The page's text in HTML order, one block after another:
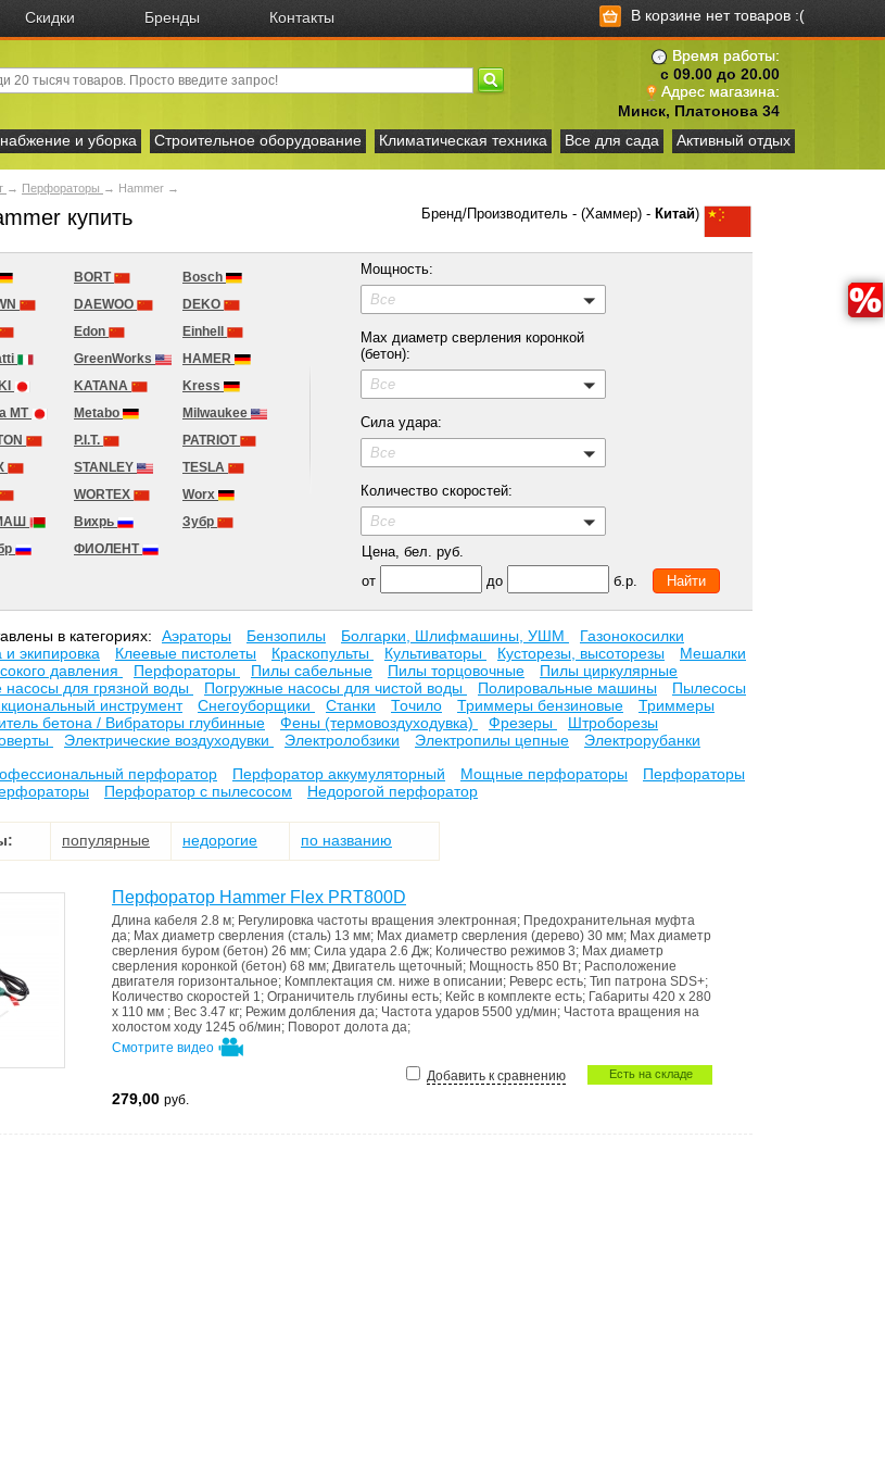
Скидки Бренды Контакты В корзине нет товаров :(
Время работы:
с 09.00 до 20.00
Адрес магазина:
Минск, Платонова 34
и уборка Строительное оборудование Климатическая техника Все для сада Активный отдых
→ Перфораторы → Hammer →
купить Бренд/Производитель - (Хаммер) - Китай)
BORT
Bosch
DAEWOO
DEKO
Edon
Einhell
GreenWorks
HAMER
KATANA
Kress
MT Metabo
Milwaukee
P.I.T.
PATRIOT
STANLEY
TESLA
WORTEX
Worx
Вихрь
Зубр
ФИОЛЕНТ
Мощность:
Все
Max диаметр сверления коронкой
(бетон):
Все
Сила удара:
Все
Количество скоростей:
Все
Цена, бел. руб.
от
до б.р.
в категориях: Аэраторы Бензопилы Болгарки, Шлифмашины, УШМ
Газонокосилки
экипировка Клеевые пистолеты Краскопульты Культиваторы Кусторезы, высоторезы
Мешалки
давления Перфораторы Пилы сабельные Пилы торцовочные
Пилы циркулярные
насосы для грязной воды Погружные насосы для чистой воды Полировальные машины
Пылесосы
инструмент
Снегоуборщики Станки Точило Триммеры бензиновые
Триммеры
бетона / Вибраторы глубинные Фены (термовоздуходувка) Фрезеры
Штроборезы
Электрические воздуходувки Электролобзики Электропилы цепные
Электрорубанки
перфоратор Перфоратор аккумуляторный Мощные перфораторы
Перфораторы
Перфоратор с пылесосом Недорогой перфоратор
популярные недорогие по названию
Перфоратор Hammer Flex PRT800D
Длина кабеля 2.8 м; Регулировка частоты вращения электронная; Предохранительная муфта
да; Мах диаметр сверления (сталь) 13 мм; Мах диаметр сверления (дерево) 30 мм; Max диаметр
сверления буром (бетон) 26 мм; Сила удара 2.6 Дж; Количество режимов 3; Max диаметр
сверления коронкой (бетон) 68 мм; Двигатель щеточный; Мощность 850 Вт; Расположение
двигателя горизонтальное; Комплектация см. ниже в описании; Реверс есть; Тип патрона SDS+;
Количество скоростей 1; Ограничитель глубины есть; Кейс в комплекте есть; Габариты 420 x 280
x 110 мм ; Вес 3.47 кг; Режим долбления да; Частота ударов 5500 уд/мин; Частота вращения на
холостом ходу 1245 об/мин; Поворот долота да;
Смотрите видео
Есть на складе
Добавить к сравнению
279,00 руб.